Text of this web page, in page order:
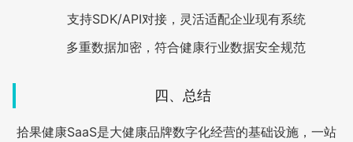
支持SDK/API对接，灵活适配企业现有系统
多重数据加密，符合健康行业数据安全规范
四、总结
拾果健康SaaS是大健康品牌数字化经营的基础设施，一站